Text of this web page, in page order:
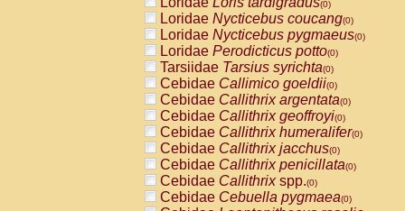
AtelidaeLagothrix lagothricha cana
PitheciidaeCacajao calvus
PitheciidaeCallicebus cupreus
PitheciidaeCallicebus donacophilus
PitheciidaeCallicebus moloch
PitheciidaeCallicebus torquatus
PitheciidaeCallicebusspp.(0)
PitheciidaeChiropotes satanas(0)
PitheciidaePithecia monachus
PitheciidaePithecia pithecia(0)
CercopithecidaeCercocebus agilis
CercopithecidaeCercocebus
(0)
Loridae Nycticebus coucang(0)
Loridae Nycticebus pygmaeus(0)
Loridae Perodicticus potto(0)
Tarsiidae Tarsius syrichta(0)
Cebidae Callimico goeldii(0)
Cebidae Callithrix argentata(0)
Cebidae Callithrix geoffroyi(0)
Cebidae Callithrix humeralifer(0)
Cebidae Callithrix jacchus(0)
Cebidae Callithrix penicillata(0)
Cebidae Callithrixspp.(0)
Cebidae Cebuella pygmaea(0)